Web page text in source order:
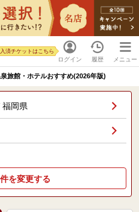
ログイン
済チケットはこちら
履歴 メニュー
旅館・ホテルおすすめ(2026年版)
福岡県
を変更する